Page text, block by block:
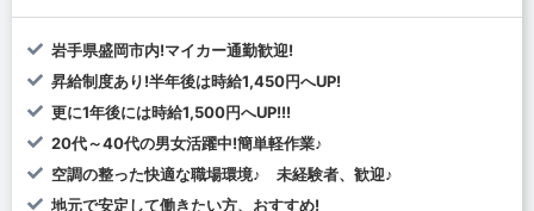
岩手県盛岡市内!マイカー通勤歓迎!
昇給制度あり!半年後は時給1,450円へUP!
更に1年後には時給1,500円へUP!!!
20代～40代の男女活躍中!簡単軽作業♪
空調の整った快適な職場環境♪ 未経験者、歓迎♪
地元で安定して働きたい方、おすすめ!